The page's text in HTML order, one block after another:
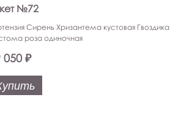
№72
Сирень Хризантема кустовая Гвоздика
роза одиночная
050 ₽